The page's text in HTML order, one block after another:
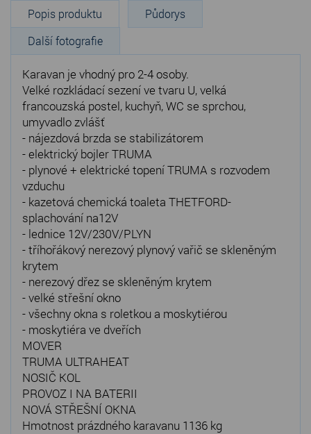
Popis produktu
Půdorys
Další fotografie
Karavan je vhodný pro 2-4 osoby.
Velké rozkládací sezení ve tvaru U, velká
francouzská postel, kuchyň, WC se sprchou,
umyvadlo zvlášť
- nájezdová brzda se stabilizátorem
- elektrický bojler TRUMA
- plynové + elektrické topení TRUMA s rozvodem
vzduchu
- kazetová chemická toaleta THETFORD-
splachování na12V
- lednice 12V/230V/PLYN
- tříhořákový nerezový plynový vařič se skleněným
krytem
- nerezový dřez se skleněným krytem
- velké střešní okno
- všechny okna s roletkou a moskytiérou
- moskytiéra ve dveřích
MOVER
TRUMA ULTRAHEAT
NOSIČ KOL
PROVOZ I NA BATERII
NOVÁ STŘEŠNÍ OKNA
Hmotnost prázdného karavanu 1136 kg